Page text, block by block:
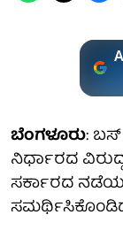
ಬೆಂಗಳೂರು: ಬಸ್
ನಿರ್ಧಾರದ
ಸರ್ಕಾರದ